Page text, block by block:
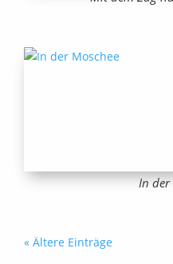
In der
« Ältere Einträge